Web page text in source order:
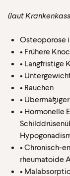
(laut
Osteoporose
• Frühere
• Langfristige
• Untergewicht
• Rauchen
•
• Hormonelle
• Chronisch-
rheumatoide
•